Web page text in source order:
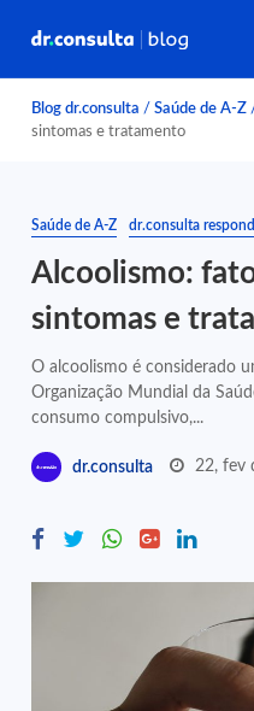
Blog dr.consulta / Saúde de A-Z
sintomas e tratamento
Saúde de A-Z dr.consulta
Alcoolismo:
sintomas e
O alcoolismo é considerado
Organização Mundial da
consumo compulsivo,...
dr.consulta 22, fev